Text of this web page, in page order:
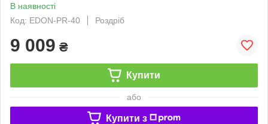
В наявності
Код: EDON-PR-40
Роздріб
9 009 ₴
Купити
або
Купити з